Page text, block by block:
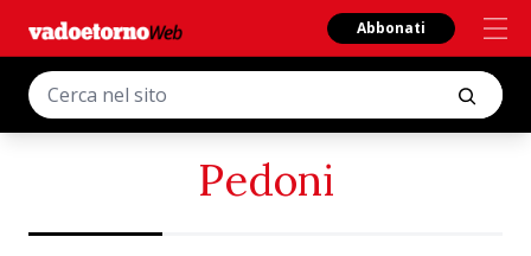
Abbonati
Pedoni